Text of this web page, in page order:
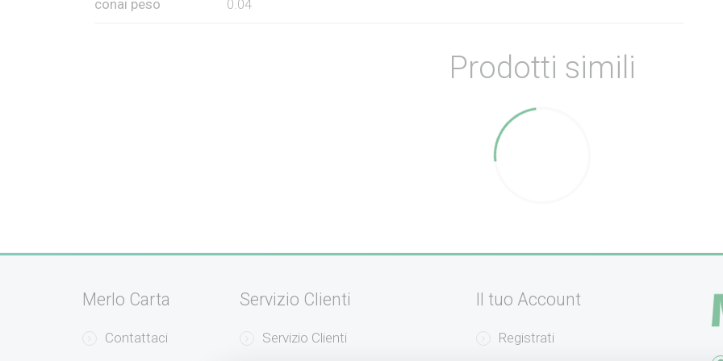
conai peso 0.04
Prodotti simili
Merlo Carta
Contattaci
Servizio Clienti
Servizio Clienti
Il tuo Account
Registrati